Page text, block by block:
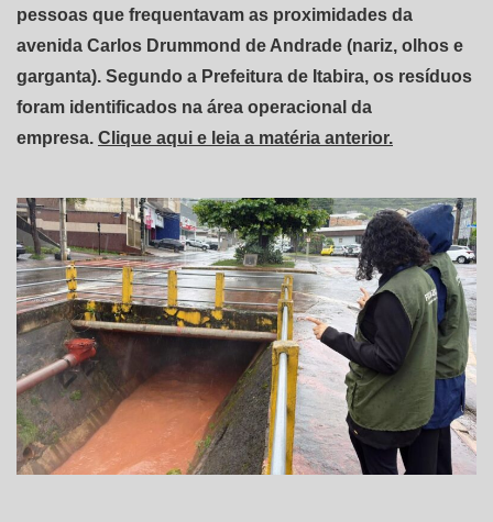
pessoas que frequentavam as proximidades da
avenida Carlos Drummond de Andrade (nariz, olhos e
garganta). Segundo a Prefeitura de Itabira, os resíduos
foram identificados na área operacional da
empresa. Clique aqui e leia a matéria anterior.